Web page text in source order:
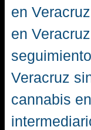
en
en
seguimiento
Veracruz
cannabis